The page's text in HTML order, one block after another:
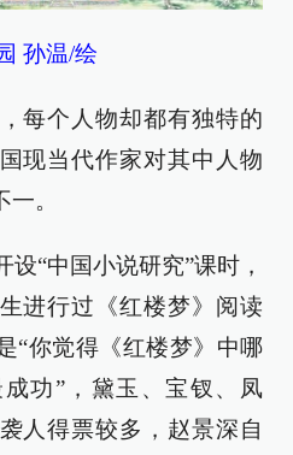
孙温/绘
每个人物却都有独特的
现当代作家对其中人物
。
“中国小说研究”课时，
进行过《红楼梦》阅读
“你觉得《红楼梦》中哪
功”，黛玉、宝钗、凤
人得票较多，赵景深自